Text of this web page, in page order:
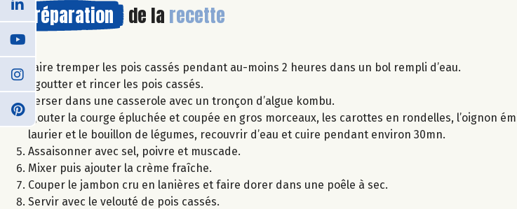
Préparation de la recette
Faire tremper les pois cassés pendant au-moins 2 heures dans un bol rempli d’eau.
Egoutter et rincer les pois cassés.
Verser dans une casserole avec un tronçon d’algue kombu.
Ajouter la courge épluchée et coupée en gros morceaux, les carottes en rondelles, l’oignon
laurier et le bouillon de légumes, recouvrir d’eau et cuire pendant environ 30mn.
Assaisonner avec sel, poivre et muscade.
Mixer puis ajouter la crème fraîche.
Couper le jambon cru en lanières et faire dorer dans une poêle à sec.
Servir avec le velouté de pois cassés.